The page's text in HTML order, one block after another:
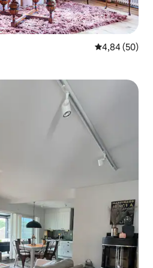
4,84 av 5 i
4,84 (50)